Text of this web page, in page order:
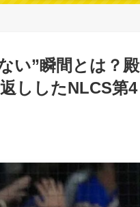
い”瞬間とは？殿
ししたNLCS第4